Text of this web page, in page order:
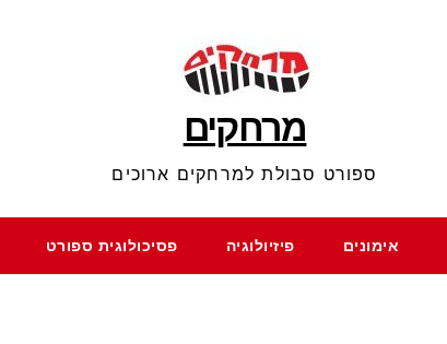
מרחקים
ספורט סבולת למרחקים ארוכים
אימונים פיזיולוגיה פסיכולוגית ספורט